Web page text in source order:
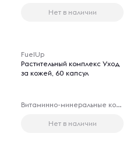
Нет в наличии
FuelUp
Растительный комплекс Уход
за кожей, 60 капсул
Витаминно-минеральные комплексы
Нет в наличии